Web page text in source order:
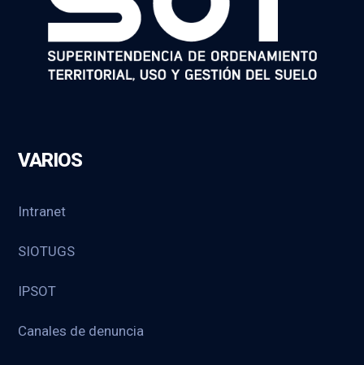
VARIOS
Intranet
SIOTUGS
IPSOT
Canales de denuncia